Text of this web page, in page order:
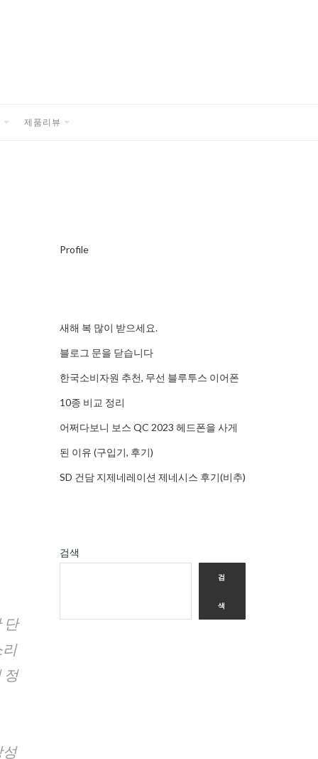
제품리뷰
단
정
Profile
새해 복 많이 받으세요.
블로그 문을 닫습니다
한국소비자원 추천, 무선 블루투스 이어폰
10종 비교 정리
어쩌다보니 보스 QC 2023 헤드폰을 사게
된 이유 (구입기, 후기)
SD 건담 지제네레이션 제네시스 후기(비추)
검색
검
색